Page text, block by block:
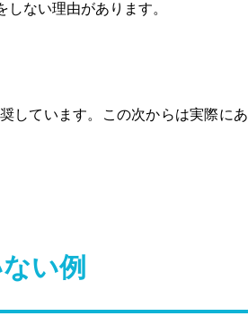
ない理由があります。
しています。この次からは実際にあ
い例